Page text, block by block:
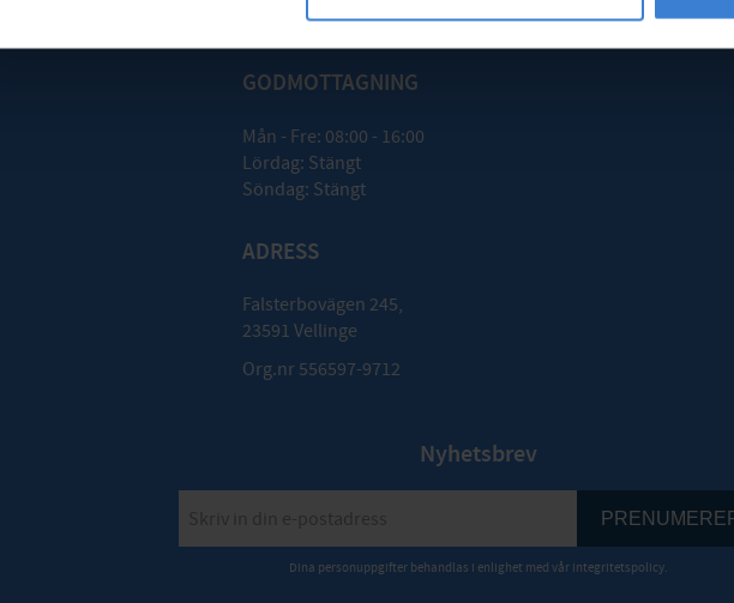
GODMOTTAGNING
Mån - Fre: 08:00 - 16:00
Lördag: Stängt
Söndag: Stängt
ADRESS
Falsterbovägen 245,
23591 Vellinge
Org.nr 556597-9712
Nyhetsbrev
Dina personuppgifter behandlas i enlighet med vår integritetspolicy.